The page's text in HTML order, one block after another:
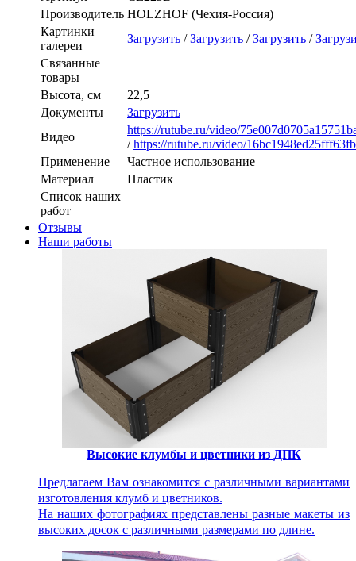
Производитель HOLZHOF (Чехия-Россия)
Картинки
галереи
Загрузить /Загрузить /Загрузить /
Связанные
товары
Высота, см
22,5
Документы
Загрузить
Видео
https://rutube.ru/video/
/https://rutube.ru/video/
Применение
Частное использование
Материал
Пластик
Список наших
работ
Отзывы
Наши работы
Высокие клумбы и цветники из ДПК
Предлагаем Вам ознакомится с различными вариантами
изготовления клумб и цветников.
На наших фотографиях представлены разные макеты из
высоких досок с различными размерами по длине.